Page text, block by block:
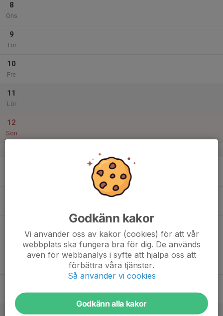
8
Ons
9
Tor
10
Fre
11
Lör
12
Sön
Godkänn kakor
Vi använder oss av kakor (cookies) för att vår
webbplats ska fungera bra för dig. De används
även för webbanalys i syfte att hjälpa oss att
förbättra våra tjänster.
Så använder vi cookies
Godkänn alla kakor